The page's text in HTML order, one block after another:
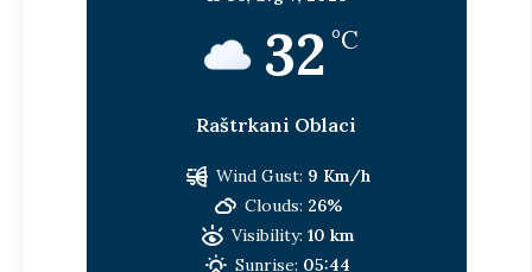
32 °C
Raštrkani Oblaci
Wind Gust: 9 Km/h
Clouds: 26%
Visibility: 10 km
Sunrise: 05:44